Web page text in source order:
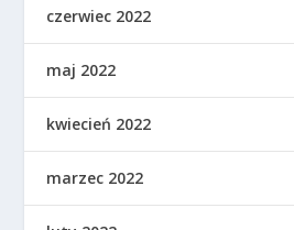
czerwiec 2022
maj 2022
kwiecień 2022
marzec 2022